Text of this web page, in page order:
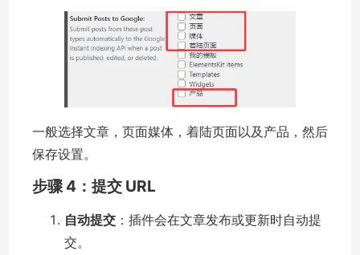
一般选择文章，页面媒体，着陆页面以及产品，然后
保存设置。
步骤 4：提交 URL
自动提交 ：插件会在文章发布或更新时自动提
交。